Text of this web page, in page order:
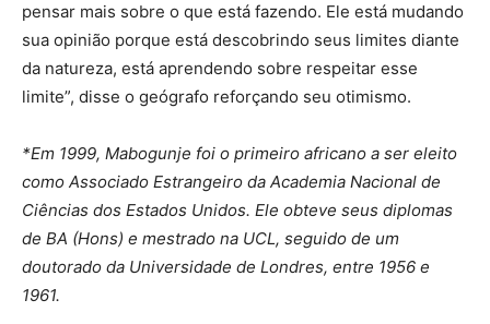
pensar mais sobre o que está fazendo. Ele está mudando
sua opinião porque está descobrindo seus limites diante
da natureza, está aprendendo sobre respeitar esse
limite”, disse o geógrafo reforçando seu otimismo.
*Em 1999, Mabogunje foi o primeiro africano a ser eleito
como Associado Estrangeiro da Academia Nacional de
Ciências dos Estados Unidos. Ele obteve seus diplomas
de BA (Hons) e mestrado na UCL, seguido de um
doutorado da Universidade de Londres, entre 1956 e
1961.